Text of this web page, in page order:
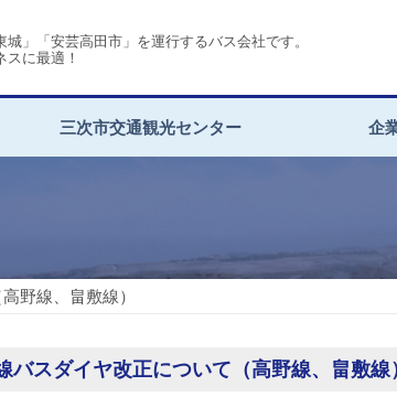
」「安芸高田市」を運行するバス会社です。
に最適！
三次市交通観光センター 企
野線、畠敷線）
バスダイヤ改正について（高野線、畠敷線